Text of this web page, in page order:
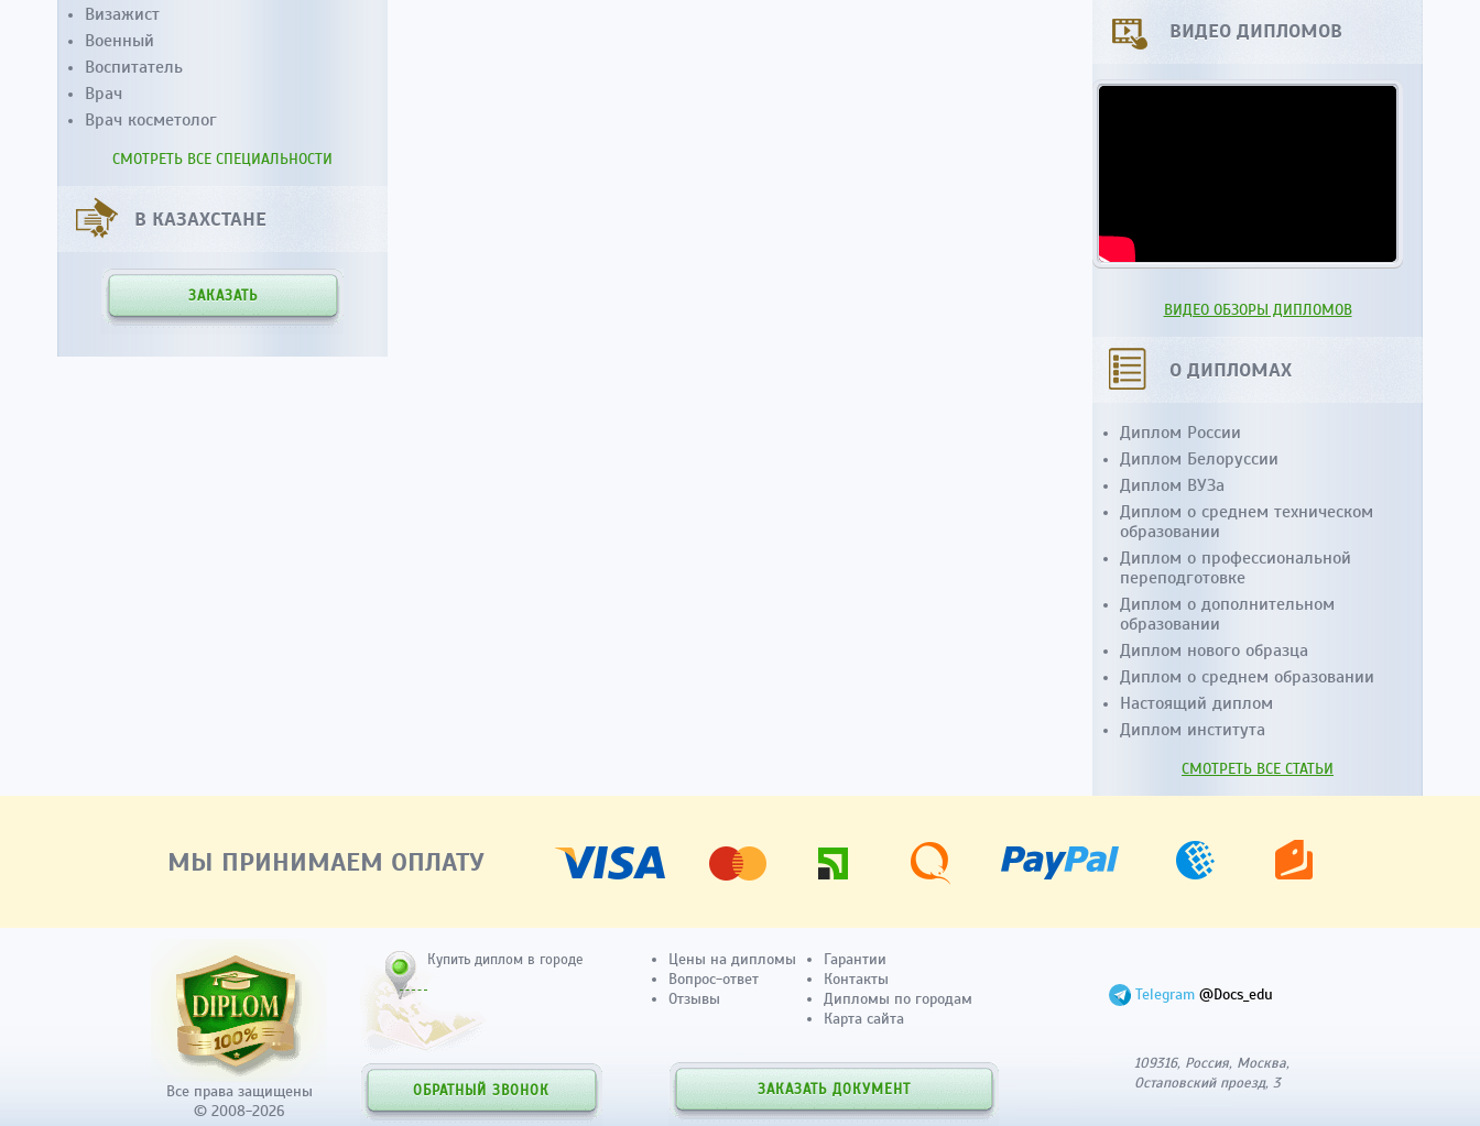
Визажист
Военный
Воспитатель
Врач
Врач косметолог
СМОТРЕТЬ ВСЕ СПЕЦИАЛЬНОСТИ
В КАЗАХСТАНЕ
ЗАКАЗАТЬ
ВИДЕО ДИПЛОМОВ
ВИДЕО ОБЗОРЫ ДИПЛОМОВ
О ДИПЛОМАХ
Диплом России
Диплом Белоруссии
Диплом ВУЗа
Диплом о среднем техническом
образовании
Диплом о профессиональной
переподготовке
Диплом о дополнительном
образовании
Диплом нового образца
Диплом о среднем образовании
Настоящий диплом
Диплом института
СМОТРЕТЬ ВСЕ СТАТЬИ
МЫ ПРИНИМАЕМ ОПЛАТУ
Все права защищены
© 2008-2026
Купить диплом в городе
ОБРАТНЫЙ ЗВОНОК
Цены на дипломы
Вопрос-ответ
Отзывы
Гарантии
Контакты
Дипломы по городам
Карта сайта
ЗАКАЗАТЬ ДОКУМЕНТ
Telegram @Docs_edu
109316, Россия, Москва,
Остаповский проезд, 3